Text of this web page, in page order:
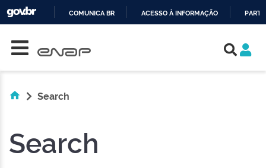
COMUNICA BR ACESSO À INFORMAÇÃO
Search
Search